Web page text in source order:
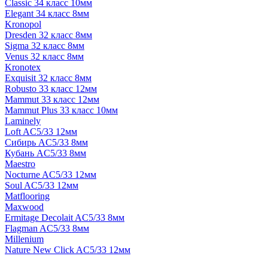
Classic 34 класс 10мм
Elegant 34 класс 8мм
Kronopol
Dresden 32 класс 8мм
Sigma 32 класс 8мм
Venus 32 класс 8мм
Kronotex
Exquisit 32 класс 8мм
Robusto 33 класс 12мм
Mammut 33 класс 12мм
Mammut Plus 33 класс 10мм
Laminely
Loft AC5/33 12мм
Сибирь AC5/33 8мм
Кубань AC5/33 8мм
Maestro
Nocturne AC5/33 12мм
Soul AC5/33 12мм
Matflooring
Maxwood
Ermitage Decolait AC5/33 8мм
Flagman AC5/33 8мм
Millenium
Nature New Click AC5/33 12мм